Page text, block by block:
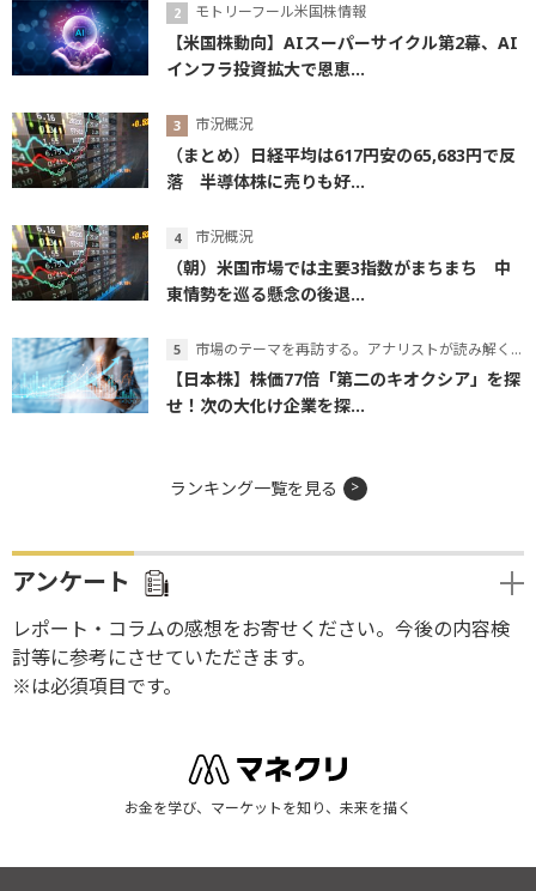
モトリーフール米国株情報
【米国株動向】AIスーパーサイクル第2幕、AI
インフラ投資拡大で恩恵...
市況概況
（まとめ）日経平均は617円安の65,683円で反
落 半導体株に売りも好...
市況概況
（朝）米国市場では主要3指数がまちまち 中
東情勢を巡る懸念の後退...
市場のテーマを再訪する。アナリストが読み解くテーマの本質
【日本株】株価77倍「第二のキオクシア」を探
せ！次の大化け企業を探...
ランキング一覧を見る
アンケート
レポート・コラムの感想をお寄せください。今後の内容検
討等に参考にさせていただきます。
※は必須項目です。
お金を学び、マーケットを知り、未来を描く